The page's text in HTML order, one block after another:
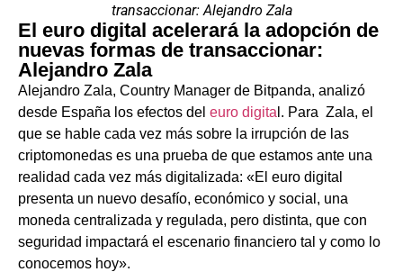
transaccionar: Alejandro Zala
El euro digital acelerará la adopción de
nuevas formas de transaccionar:
Alejandro Zala
Alejandro Zala, Country Manager de Bitpanda, analizó
desde España los efectos del euro digita l. Para Zala, el
que se hable cada vez más sobre la irrupción de las
criptomonedas es una prueba de que estamos ante una
realidad cada vez más digitalizada: «El euro digital
presenta un nuevo desafío, económico y social, una
moneda centralizada y regulada, pero distinta, que con
seguridad impactará el escenario financiero tal y como lo
conocemos hoy».